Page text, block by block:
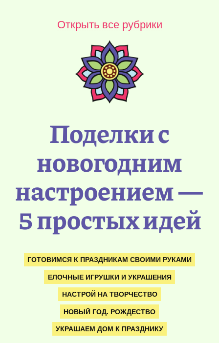
Открыть все рубрики
Поделки с
новогодним
настроением —
5 простых идей
ГОТОВИМСЯ К ПРАЗДНИКАМ СВОИМИ РУКАМИ
ЕЛОЧНЫЕ ИГРУШКИ И УКРАШЕНИЯ
НАСТРОЙ НА ТВОРЧЕСТВО
НОВЫЙ ГОД. РОЖДЕСТВО
УКРАШАЕМ ДОМ К ПРАЗДНИКУ